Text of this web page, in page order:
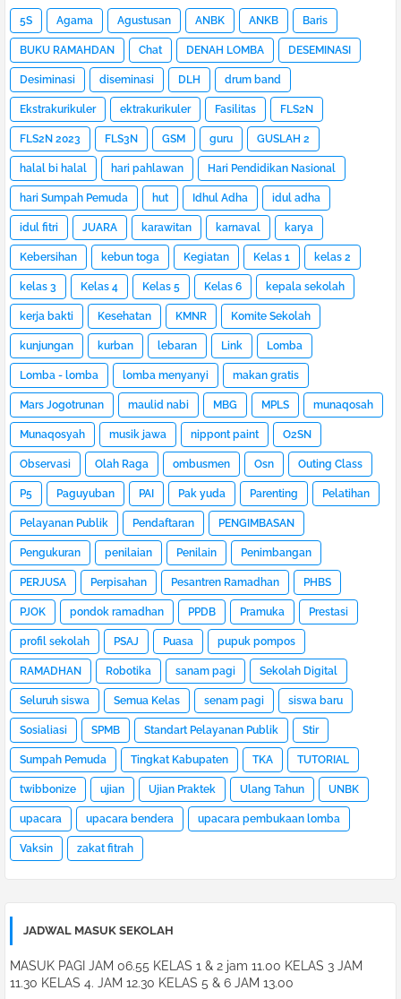
5S Agama Agustusan ANBK ANKB Baris
BUKU RAMAHDAN Chat DENAH LOMBA DESEMINASI
Desiminasi diseminasi DLH drum band
Ekstrakurikuler ektrakurikuler Fasilitas FLS2N
FLS2N 2023 FLS3N GSM guru GUSLAH 2
halal bi halal hari pahlawan Hari Pendidikan Nasional
hari Sumpah Pemuda hut Idhul Adha idul adha
idul fitri JUARA karawitan karnaval karya
Kebersihan kebun toga Kegiatan Kelas 1 kelas 2
kelas 3 Kelas 4 Kelas 5 Kelas 6 kepala sekolah
kerja bakti Kesehatan KMNR Komite Sekolah
kunjungan kurban lebaran Link Lomba
Lomba - lomba lomba menyanyi makan gratis
Mars Jogotrunan maulid nabi MBG MPLS munaqosah
Munaqosyah musik jawa nippont paint O2SN
Observasi Olah Raga ombusmen Osn Outing Class
P5 Paguyuban PAI Pak yuda Parenting Pelatihan
Pelayanan Publik Pendaftaran PENGIMBASAN
Pengukuran penilaian Penilain Penimbangan
PERJUSA Perpisahan Pesantren Ramadhan PHBS
PJOK pondok ramadhan PPDB Pramuka Prestasi
profil sekolah PSAJ Puasa pupuk pompos
RAMADHAN Robotika sanam pagi Sekolah Digital
Seluruh siswa Semua Kelas senam pagi siswa baru
Sosialiasi SPMB Standart Pelayanan Publik Stir
Sumpah Pemuda Tingkat Kabupaten TKA TUTORIAL
twibbonize ujian Ujian Praktek Ulang Tahun UNBK
upacara upacara bendera upacara pembukaan lomba
Vaksin zakat fitrah
JADWAL MASUK SEKOLAH
MASUK PAGI JAM 06.55 KELAS 1 & 2 jam 11.00 KELAS 3 JAM
11.30 KELAS 4. JAM 12.30 KELAS 5 & 6 JAM 13.00